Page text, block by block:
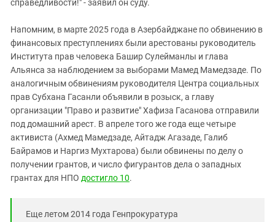
справедливости!" - заявил он суду.
Напомним, в марте 2025 года в Азербайджане по обвинению в
финансовых преступлениях были арестованы руководитель
Института прав человека Башир Сулейманлы и глава
Альянса за наблюдением за выборами Мамед Мамедзаде. По
аналогичным обвинениям руководителя Центра социальных
прав Субхана Гасанли объявили в розыск, а главу
организации "Право и развитие" Хафиза Гасанова отправили
под домашний арест. В апреле того же года еще четыре
активиста (Ахмед Мамедзаде, Айтадж Агазаде, Галиб
Байрамов и Наргиз Мухтарова) были обвинены по делу о
получении грантов, и число фигурантов дела о западных
грантах для НПО достигло 10.
Еще летом 2014 года Генпрокуратура